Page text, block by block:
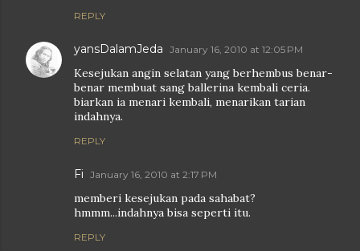
REPLY
yansDalamJeda January 16, 2010 at 12:05 PM
Kesejukan angin selatan yang berhembus benar-
benar membuat sang ballerina kembali ceria.
biarkan ia menari kembali, menarikan tarian
indahnya.
REPLY
Fi January 16, 2010 at 2:17 PM
memberi kesejukan pada sahabat?
hmmm...indahnya bisa seperti itu.
REPLY